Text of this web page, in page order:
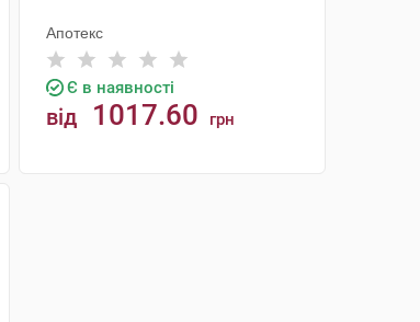
Апотекс
Є в наявності
від 1017.60 грн